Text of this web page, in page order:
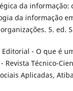
da
da informação
5. ed.
Editorial - O que é
Revista Técnico-
Aplicadas,